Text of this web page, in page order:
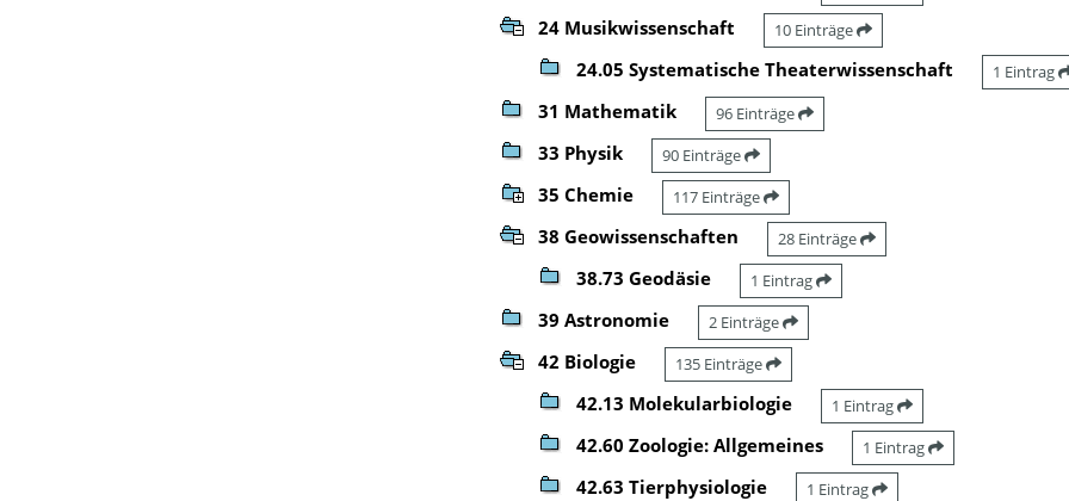
24 Musikwissenschaft 10 Einträge
24.05 Systematische Theaterwissenschaft 1 Eintrag
31 Mathematik 96 Einträge
33 Physik 90 Einträge
35 Chemie 117 Einträge
38 Geowissenschaften 28 Einträge
38.73 Geodäsie 1 Eintrag
39 Astronomie 2 Einträge
42 Biologie 135 Einträge
42.13 Molekularbiologie 1 Eintrag
42.60 Zoologie: Allgemeines 1 Eintrag
42.63 Tierphysiologie 1 Eintrag